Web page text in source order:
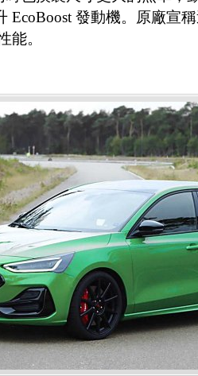
EcoBoost 發動機。原廠宣
能。